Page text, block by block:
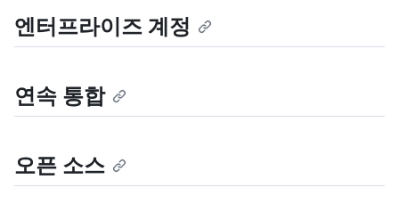
엔터프라이즈 계정
연속 통합
오픈 소스